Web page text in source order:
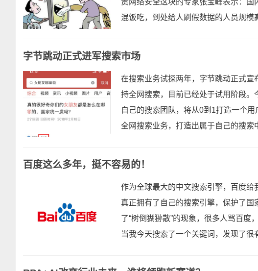
责网络安全这块的专家张宝峰表示：
混饭吃，到处给人刷假数据的人员规模
字节跳动正式进军搜索市场
在搜索业务试探两年，字节跳动正式
持全网搜索，目前已经处于试用阶段
自己的搜索团队，将从0到1打造一个
全网搜索业务，打造出属于自己的搜索
百度这么多年，挺不容易的！
作为全球最大的中文搜索引擎，百度
真正拥有了自己的搜索引擎，保护了
了“树倒猢狲散”的现象，很多人骂百度
当我今天搜索了一个关键词，发现了